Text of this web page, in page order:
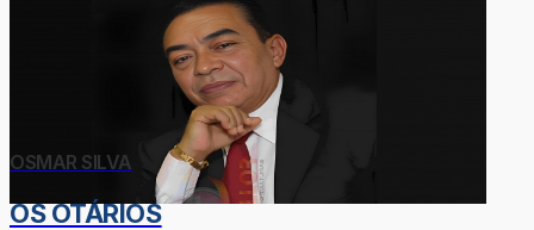
OSMAR SILVA
OS OTÁRIOS